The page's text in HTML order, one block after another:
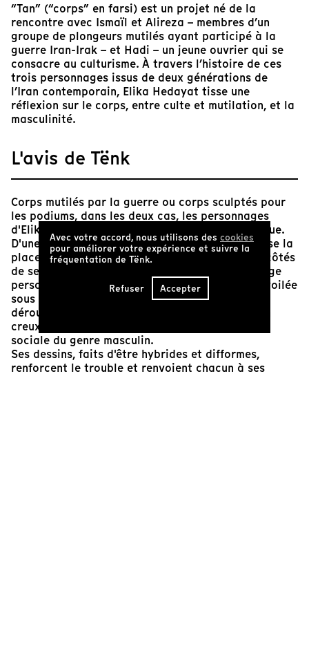
“Tan” (“corps” en farsi) est un projet né de la
rencontre avec Ismaïl et Alireza – membres d’un
groupe de plongeurs mutilés ayant participé à la
guerre Iran-Irak – et Hadi – un jeune ouvrier qui se
consacre au culturisme. À travers l’histoire de ces
trois personnages issus de deux générations de
l’Iran contemporain, Elika Hedayat tisse une
réflexion sur le corps, entre culte et mutilation, et la
masculinité.
L'avis de Tënk
Corps mutilés par la guerre ou corps sculptés pour
les podiums, dans les deux cas, les personnages
d'Elika Hedayat incarnent l'homme idéal, héroïque.
D'une génération à l'autre, le corps diminué laisse la
place au corps hypertrophié. En se filmant aux côtés
de ses personnages, la jeune réalisatrice s'engage
personnellement et physiquement. Entièrement voilée
sous l'eau ou se faisant sortir de la salle où se
déroule les concours, sa présence questionne en
creux celle des femmes dans cette construction
sociale du genre masculin.
Ses dessins, faits d'être hybrides et difformes,
renforcent le trouble et renvoient chacun à ses
Avec votre accord, nous utilisons des cookies
pour améliorer votre expérience et suivre la
fréquentation de Tënk.
Refuser Accepter